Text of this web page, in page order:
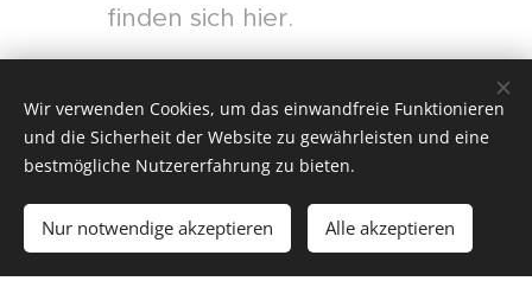
finden sich hier.
Es gibt verschiedene
Mitgliedschaften, sowohl für
diejenigen, die noch unsicher
sind, ob sie eine berufliche
Wir verwenden Cookies, um das einwandfreie Funktionieren
und die Sicherheit der Website zu gewährleisten und eine
bestmögliche Nutzererfahrung zu bieten.
Nur notwendige akzeptieren Alle akzeptieren